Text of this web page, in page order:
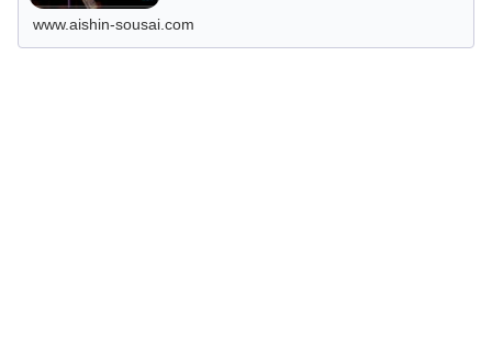
なっています。敷居が高いと感じる必要はありません。
www.aishin-sousai.com